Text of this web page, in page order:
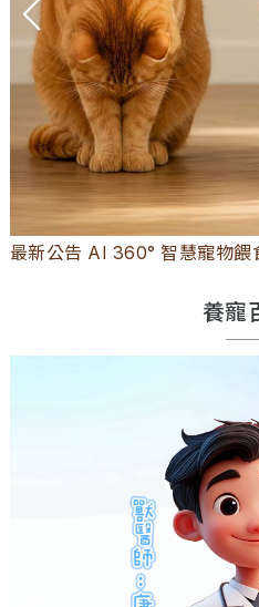
最新公告 AI 360° 智慧寵物
養寵